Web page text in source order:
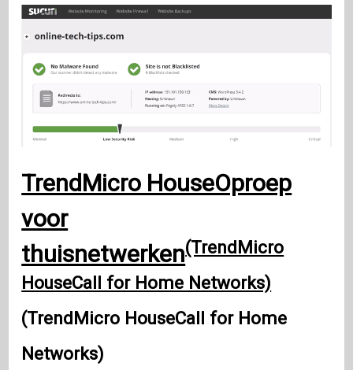
TrendMicro HouseOproep
voor
thuisnetwerken(TrendMicro
HouseCall for Home Networks)
(TrendMicro HouseCall for Home
Networks)